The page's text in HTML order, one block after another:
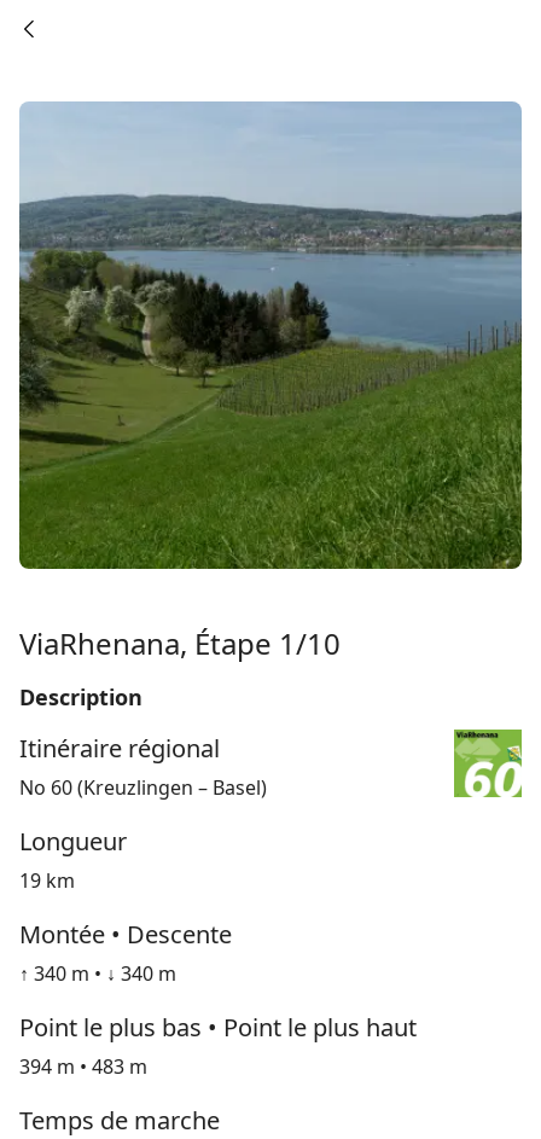
ViaRhenana, Étape 1/10
Description
Itinéraire régional
No 60 (Kreuzlingen – Basel)
Longueur
19 km
Montée • Descente
↑ 340 m • ↓ 340 m
Point le plus bas • Point le plus haut
394 m • 483 m
Temps de marche